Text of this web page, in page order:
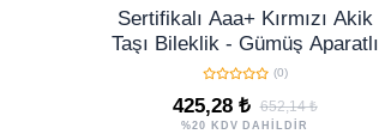
Sertifikalı Aaa+ Kırmızı Akik
Taşı Bileklik - Gümüş Aparatlı
(0)
425,28 ₺ 652,14 ₺
%20 KDV DAHİLDİR